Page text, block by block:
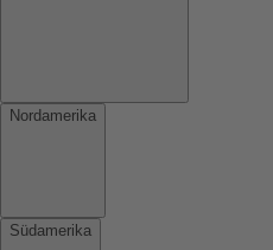
Nordamerika
Südamerika